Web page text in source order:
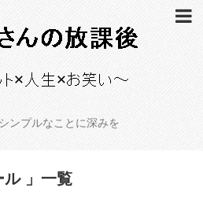
ンプルなことに深みを
ル 」一覧